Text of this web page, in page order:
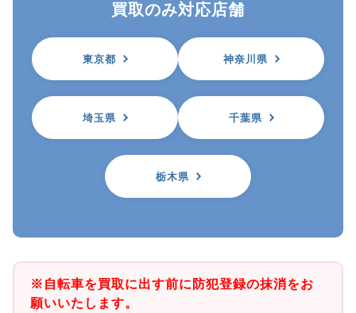
買取のみ対応店舗
東京都 神奈川県
埼玉県 千葉県
栃木県
※自転車を買取に出す前に防犯登録の抹消をお
願いいたします。